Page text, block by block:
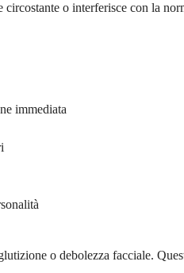
o interferisce con la
immediata
o debolezza facciale.